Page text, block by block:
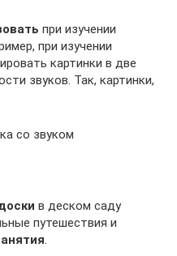
при изучении
при изучении
картинки в две
звуков. Так, картинки,
со звуком
в деском саду
путешествия и
.